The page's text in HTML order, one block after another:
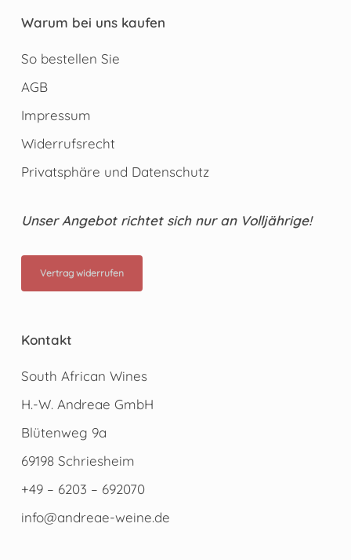
Warum bei uns kaufen
So bestellen Sie
AGB
Impressum
Widerrufsrecht
Privatsphäre und Datenschutz
Unser Angebot richtet sich nur an Volljährige!
Vertrag widerrufen
Kontakt
South African Wines
H.-W. Andreae GmbH
Blütenweg 9a
69198 Schriesheim
+49 – 6203 – 692070
info@andreae-weine.de